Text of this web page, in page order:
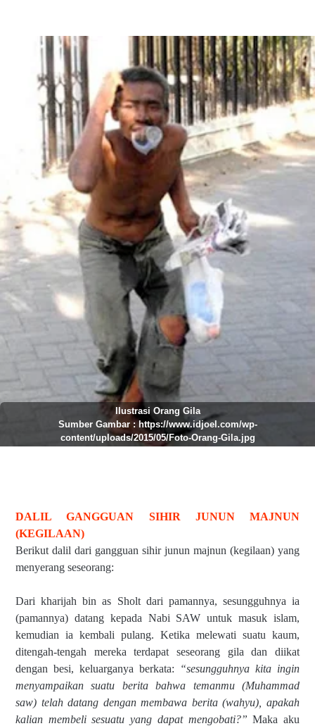
Ilustrasi Orang Gila
Sumber Gambar : https://www.idjoel.com/wp-
content/uploads/2015/05/Foto-Orang-Gila.jpg
DALIL GANGGUAN SIHIR JUNUN MAJNUN
(KEGILAAN)
Berikut dalil dari gangguan sihir junun majnun (kegilaan) yang
menyerang seseorang:
Dari kharijah bin as Sholt dari pamannya, sesungguhnya ia
(pamannya) datang kepada Nabi SAW untuk masuk islam,
kemudian ia kembali pulang. Ketika melewati suatu kaum,
ditengah-tengah mereka terdapat seseorang gila dan diikat
dengan besi, keluarganya berkata:
“sesungguhnya kita ingin
menyampaikan suatu berita bahwa temanmu (Muhammad
saw) telah datang dengan membawa berita (wahyu), apakah
kalian membeli sesuatu yang dapat mengobati?” Maka aku